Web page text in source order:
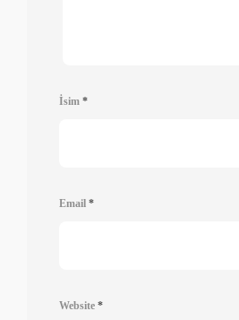
İsim *
Email *
Website *